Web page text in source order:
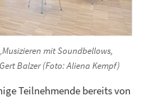
mit Soundbellows,
Balzer (Foto: Aliena Kempf)
Teilnehmende bereits von